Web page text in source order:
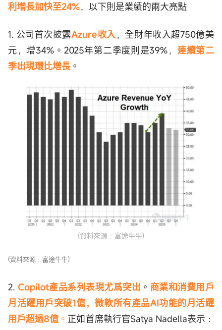
利增長加快至24%，以下則是業績的兩大亮點
1. 公司首次披露Azure收入，全財年收入超750億美
元，增34%。2025年第二季度則是39%， 連續第二
季出現環比增長。
(資料來源﹕富途牛牛)
(資料來源﹕富途牛牛)
2. Copilot產品系列表現尤爲突出 。 商業和消費用戶
月活躍用戶突破1億，微軟所有產品AI功能的月活躍
用戶超過8億 。 正如首席執行官Satya Nadella表示﹕